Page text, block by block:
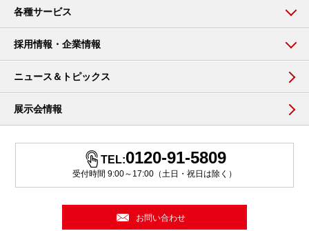
各種サービス
採用情報・企業情報
ニュース＆トピックス
展示会情報
TEL:0120-91-5809
受付時間 9:00～17:00（土日・祝日は除く）
お問い合わせ